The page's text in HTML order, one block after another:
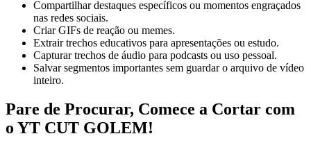
Compartilhar destaques específicos ou momentos engraçados
nas redes sociais.
Criar GIFs de reação ou memes.
Extrair trechos educativos para apresentações ou estudo.
Capturar trechos de áudio para podcasts ou uso pessoal.
Salvar segmentos importantes sem guardar o arquivo de vídeo
inteiro.
Pare de Procurar, Comece a Cortar com
o YT CUT GOLEM!